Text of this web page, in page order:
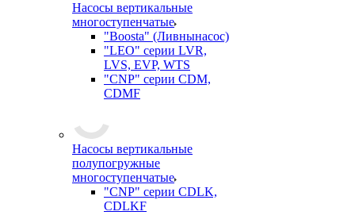
Насосы вертикальные
многоступенчатые
"Boosta" (Ливнынасос)
"LEO" серии LVR,
LVS, EVP, WTS
"CNP" серии CDM,
CDMF
Насосы вертикальные
полупогружные
многоступенчатые
"CNP" серии CDLK,
CDLKF